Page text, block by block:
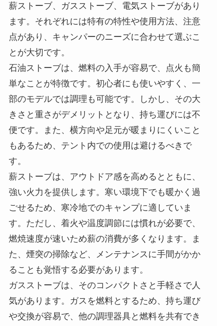
薪ストーブ、ガスストーブ、電気ストーブがあり
ます。それぞれには特有の特性や使用方法、注意
点があり、キャンパーのニーズに合わせて選ぶこ
とが大切です。
石油ストーブは、燃料の入手が容易で、点火も簡
単なことが特徴です。初心者にも使いやすく、一
部のモデルでは調理も可能です。しかし、その大
きさと重さがデメリットとなり、持ち運びには不
便です。また、横方向や足元が暖まりにくいこと
もあるため、テント内での使用は避けるべきで
す。
薪ストーブは、アウトドア感を高めるとともに、
強い火力を提供します。寒い環境下でも暖かく過
ごせるため、寒冷地でのキャンプに適していま
す。ただし、着火や温度調節には慣れが必要で、
燃焼速度が速いため薪の消費が多くなります。ま
た、煙突の掃除など、メンテナンスに手間がかか
ることも覚悟する必要があります。
ガスストーブは、そのコンパクトさと手軽さで人
気があります。ガスを燃料とするため、持ち運び
や交換が容易で、他の調理器具と燃料を共有でき